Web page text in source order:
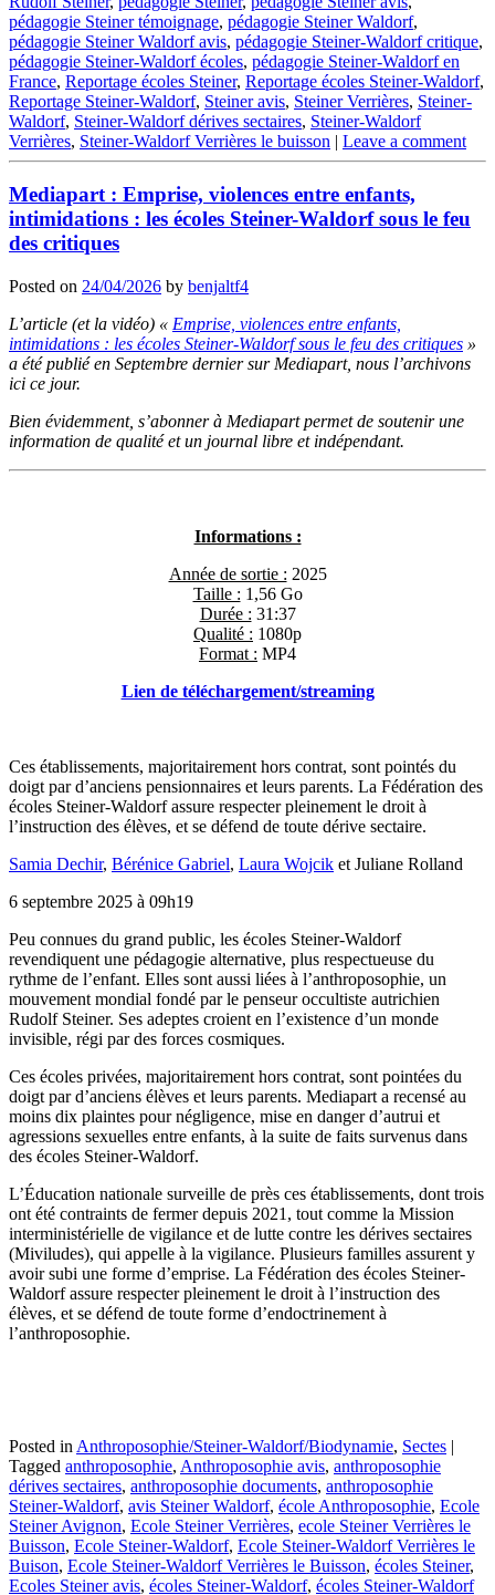
pédagogie Steiner témoignage, pédagogie Steiner Waldorf,
pédagogie Steiner Waldorf avis, pédagogie Steiner-Waldorf critique,
pédagogie Steiner-Waldorf écoles, pédagogie Steiner-Waldorf en
France, Reportage écoles Steiner, Reportage écoles Steiner-Waldorf,
Reportage Steiner-Waldorf, Steiner avis, Steiner Verrières, Steiner-
Waldorf, Steiner-Waldorf dérives sectaires, Steiner-Waldorf
Verrières, Steiner-Waldorf Verrières le buisson | Leave a comment
Mediapart : Emprise, violences entre enfants,
intimidations : les écoles Steiner-Waldorf sous le feu
des critiques
Posted on 24/04/2026 by benjaltf4
L’article (et la vidéo) « Emprise, violences entre enfants,
intimidations : les écoles Steiner-Waldorf sous le feu des critiques »
a été publié en Septembre dernier sur Mediapart, nous l’archivons
ici ce jour.
Bien évidemment, s’abonner à Mediapart permet de soutenir une
information de qualité et un journal libre et indépendant.
Informations :
Année de sortie : 2025
Taille : 1,56 Go
Durée : 31:37
Qualité : 1080p
Format : MP4
Lien de téléchargement/streaming
Ces établissements, majoritairement hors contrat, sont pointés du
doigt par d’anciens pensionnaires et leurs parents. La Fédération des
écoles Steiner-Waldorf assure respecter pleinement le droit à
l’instruction des élèves, et se défend de toute dérive sectaire.
Samia Dechir, Bérénice Gabriel, Laura Wojcik et Juliane Rolland
6 septembre 2025 à 09h19
Peu connues du grand public, les écoles Steiner-Waldorf
revendiquent une pédagogie alternative, plus respectueuse du
rythme de l’enfant. Elles sont aussi liées à l’anthroposophie, un
mouvement mondial fondé par le penseur occultiste autrichien
Rudolf Steiner. Ses adeptes croient en l’existence d’un monde
invisible, régi par des forces cosmiques.
Ces écoles privées, majoritairement hors contrat, sont pointées du
doigt par d’anciens élèves et leurs parents. Mediapart a recensé au
moins dix plaintes pour négligence, mise en danger d’autrui et
agressions sexuelles entre enfants, à la suite de faits survenus dans
des écoles Steiner-Waldorf.
L’Éducation nationale surveille de près ces établissements, dont trois
ont été contraints de fermer depuis 2021, tout comme la Mission
interministérielle de vigilance et de lutte contre les dérives sectaires
(Miviludes), qui appelle à la vigilance. Plusieurs familles assurent y
avoir subi une forme d’emprise. La Fédération des écoles Steiner-
Waldorf assure respecter pleinement le droit à l’instruction des
élèves, et se défend de toute forme d’endoctrinement à
l’anthroposophie.
Posted in Anthroposophie/Steiner-Waldorf/Biodynamie, Sectes |
Tagged anthroposophie, Anthroposophie avis, anthroposophie
dérives sectaires, anthroposophie documents, anthroposophie
Steiner-Waldorf, avis Steiner Waldorf, école Anthroposophie, Ecole
Steiner Avignon, Ecole Steiner Verrières, ecole Steiner Verrières le
Buisson, Ecole Steiner-Waldorf, Ecole Steiner-Waldorf Verrières le
Buison, Ecole Steiner-Waldorf Verrières le Buisson, écoles Steiner,
Ecoles Steiner avis, écoles Steiner-Waldorf, écoles Steiner-Waldorf